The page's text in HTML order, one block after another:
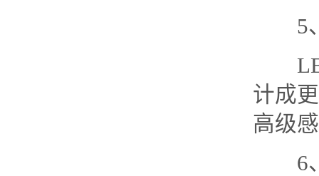
5
LED
计成
高级
6